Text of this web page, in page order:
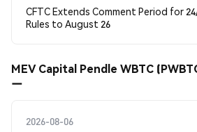
CFTC Extends Comment Period for
Rules to August 26
MEV Capital Pendle WBTC
ー
2026-08-06